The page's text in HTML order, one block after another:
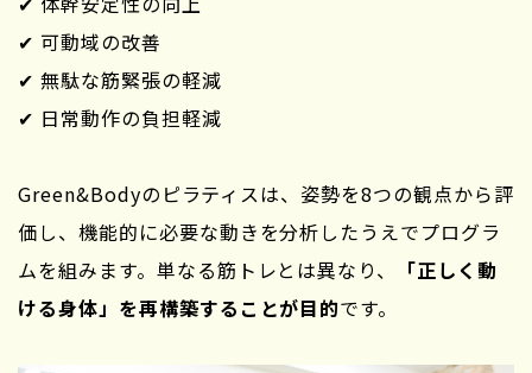
✔ 可動域の改善
✔ 無駄な筋緊張の軽減
✔ 日常動作の負担軽減
Green&Bodyのピラティスは、姿勢を8つの観点から評
価し、機能的に必要な動きを分析したうえでプログラ
ムを組みます。単なる筋トレとは異なり、
「正しく動
ける身体」を再構築することが目的です。